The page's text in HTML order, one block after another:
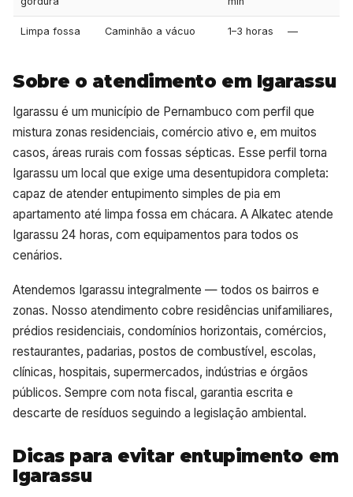
Limpa fossa Caminhão a vácuo 1–3 horas —
Sobre o atendimento em Igarassu
Igarassu é um município de Pernambuco com perfil que
mistura zonas residenciais, comércio ativo e, em muitos
casos, áreas rurais com fossas sépticas. Esse perfil torna
Igarassu um local que exige uma desentupidora completa:
capaz de atender entupimento simples de pia em
apartamento até limpa fossa em chácara. A Alkatec atende
Igarassu 24 horas, com equipamentos para todos os
cenários.
Atendemos Igarassu integralmente — todos os bairros e
zonas. Nosso atendimento cobre residências unifamiliares,
prédios residenciais, condomínios horizontais, comércios,
restaurantes, padarias, postos de combustível, escolas,
clínicas, hospitais, supermercados, indústrias e órgãos
públicos. Sempre com nota fiscal, garantia escrita e
descarte de resíduos seguindo a legislação ambiental.
Dicas para evitar entupimento em
Igarassu